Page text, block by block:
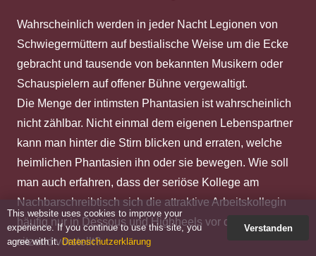
Wahrscheinlich werden in jeder Nacht Legionen von
Schwiegermüttern auf bestialische Weise um die Ecke
gebracht und tausende von bekannten Musikern oder
Schauspielern auf offener Bühne vergewaltigt.
Die Menge der intimsten Phantasien ist wahrscheinlich
nicht zählbar. Nicht einmal dem eigenen Lebenspartner
kann man hinter die Stirn blicken und erraten, welche
heimlichen Phantasien ihn oder sie bewegen. Wie soll
man auch erfahren, dass der seriöse Kollege am
Nachbarschreibtisch sich die attraktive Arbeitskollegin
häufig nur in Dessous und Highheels vor dem PC
sitzend vorstellt?
This website uses cookies to improve your
experience. If you continue to use this site, you
agree with it.Datenschutzerklärung
Verstanden